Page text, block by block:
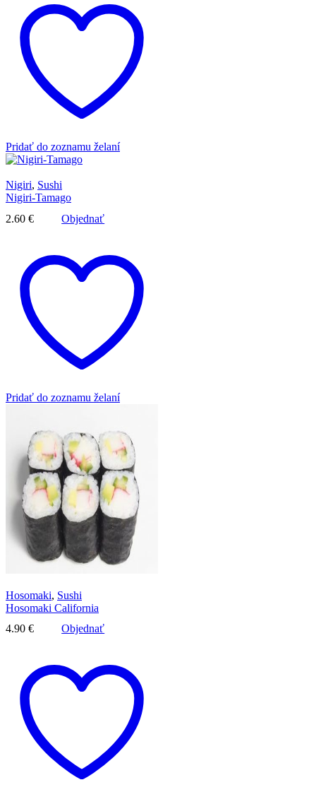
Pridať do zoznamu želaní
Nigiri, Sushi
Nigiri-Tamago
2.60 € Objednať
Pridať do zoznamu želaní
Hosomaki, Sushi
Hosomaki California
4.90 € Objednať